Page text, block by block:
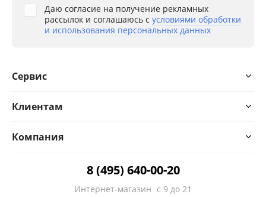
Даю согласие на получение рекламных
рассылок и соглашаюсь с условиями обработки
и использования персональных данных
Сервис
Клиентам
Компания
8 (495) 640-00-20
Интернет-магазин с 9 до 21